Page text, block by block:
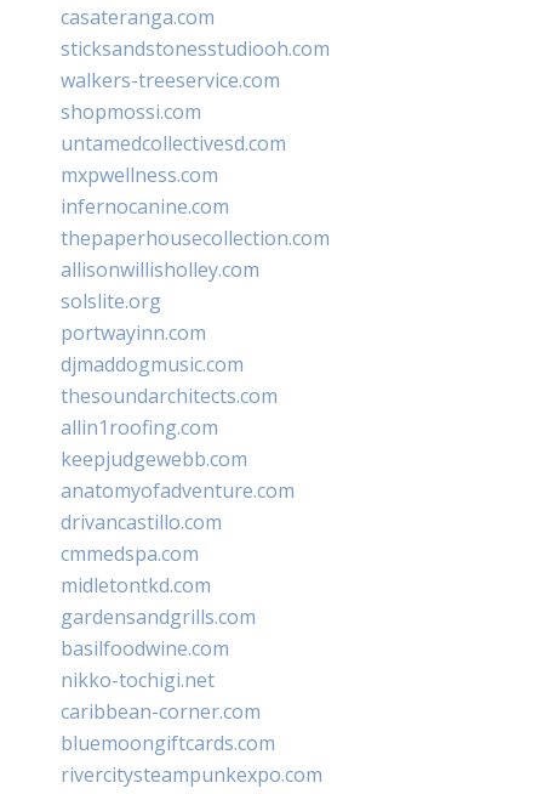
casateranga.com
sticksandstonesstudiooh.com
walkers-treeservice.com
shopmossi.com
untamedcollectivesd.com
mxpwellness.com
infernocanine.com
thepaperhousecollection.com
allisonwillisholley.com
solslite.org
portwayinn.com
djmaddogmusic.com
thesoundarchitects.com
allin1roofing.com
keepjudgewebb.com
anatomyofadventure.com
drivancastillo.com
cmmedspa.com
midletontkd.com
gardensandgrills.com
basilfoodwine.com
nikko-tochigi.net
caribbean-corner.com
bluemoongiftcards.com
rivercitysteampunkexpo.com